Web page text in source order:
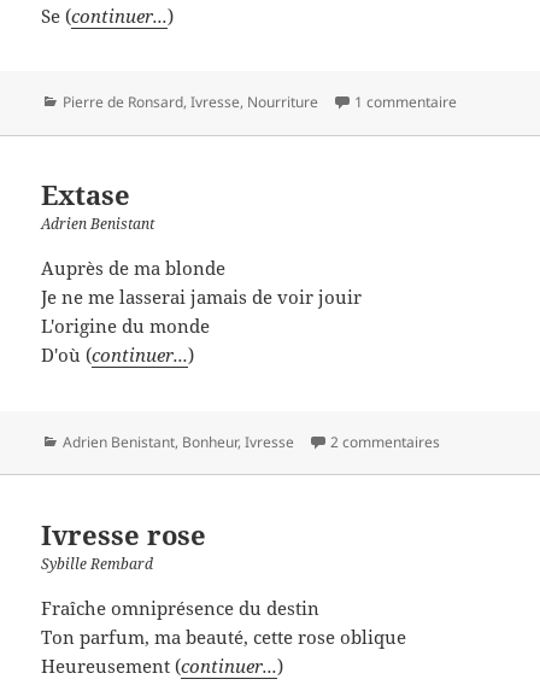
Se (continuer...)
Catégories
Pierre de Ronsard,Ivresse, Nourriture 1 commentaire
Extase
Adrien Benistant
Auprès de ma blonde
Je ne me lasserai jamais de voir jouir
L'origine du monde
D'où (continuer...)
Catégories
Adrien Benistant, Bonheur,Ivresse 2 commentaires
Ivresse rose
Sybille Rembard
Fraîche omniprésence du destin
Ton parfum, ma beauté, cette rose oblique
Heureusement (continuer...)